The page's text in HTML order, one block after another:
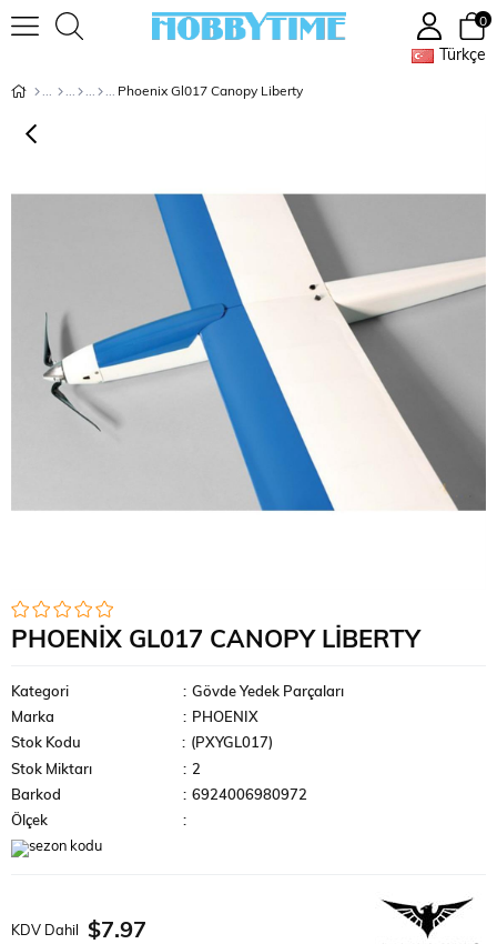
Türkçe
0
Phoenix Gl017 Canopy Liberty
PHOENIX GL017 CANOPY LIBERTY
Kategori : Gövde Yedek Parçaları
Marka
: PHOENIX
Stok Kodu
(PXYGL017)
Stok Miktarı
: 2
Barkod
: 6924006980972
Ölçek
:
KDV Dahil $7.97